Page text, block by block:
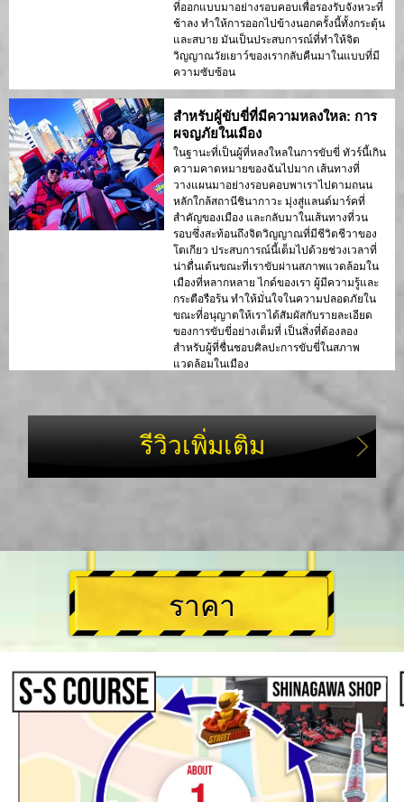
ที่ออกแบบมาอย่างรอบคอบเพื่อรองรับจังหวะที่
ช้าลง ทำให้การออกไปข้างนอกครั้งนี้ทั้งกระตุ้น
และสบาย มันเป็นประสบการณ์ที่ทำให้จิต
วิญญาณวัยเยาว์ของเรากลับคืนมาในแบบที่มี
ความซับซ้อน
สำหรับผู้ขับขี่ที่มีความหลงใหล: การ
ผจญภัยในเมือง
ในฐานะที่เป็นผู้ที่หลงใหลในการขับขี่ ทัวร์นี้เกิน
ความคาดหมายของฉันไปมาก เส้นทางที่
วางแผนมาอย่างรอบคอบพาเราไปตามถนน
หลักใกล้สถานีชินากาวะ มุ่งสู่แลนด์มาร์คที่
สำคัญของเมือง และกลับมาในเส้นทางที่วน
รอบซึ่งสะท้อนถึงจิตวิญญาณที่มีชีวิตชีวาของ
โตเกียว ประสบการณ์นี้เต็มไปด้วยช่วงเวลาที่
น่าตื่นเต้นขณะที่เราขับผ่านสภาพแวดล้อมใน
เมืองที่หลากหลาย ไกด์ของเรา ผู้มีความรู้และ
กระตือรือร้น ทำให้มั่นใจในความปลอดภัยใน
ขณะที่อนุญาตให้เราได้สัมผัสกับรายละเอียด
ของการขับขี่อย่างเต็มที่ เป็นสิ่งที่ต้องลอง
สำหรับผู้ที่ชื่นชอบศิลปะการขับขี่ในสภาพ
แวดล้อมในเมือง
รีวิวเพิ่มเติม
ราคา